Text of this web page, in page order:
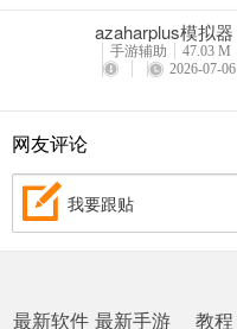
azaharplus模拟器
手游辅助
47.03 M
2026-07-06
网友评论
我要跟贴
最新软件 最新手游 教程